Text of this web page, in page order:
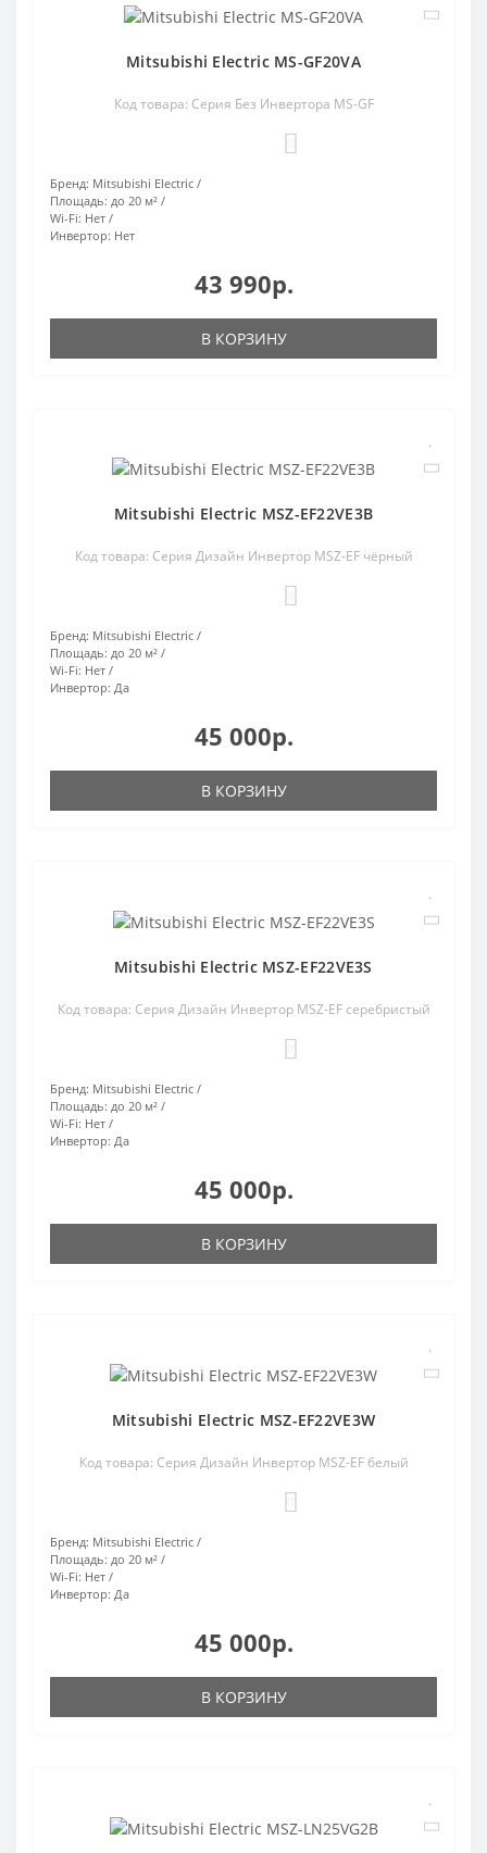
Mitsubishi Electric MS-GF20VA
Код товара: Серия Без Инвертора MS-GF
Бренд: Mitsubishi Electric
Площадь: до 20 м²
Wi-Fi: Нет
Инвертор: Нет
43 990р.
В КОРЗИНУ
Mitsubishi Electric MSZ-EF22VE3B
Код товара: Серия Дизайн Инвертор MSZ-EF чёрный
Бренд: Mitsubishi Electric
Площадь: до 20 м²
Wi-Fi: Нет
Инвертор: Да
45 000р.
В КОРЗИНУ
Mitsubishi Electric MSZ-EF22VE3S
Код товара: Серия Дизайн Инвертор MSZ-EF серебристый
Бренд: Mitsubishi Electric
Площадь: до 20 м²
Wi-Fi: Нет
Инвертор: Да
45 000р.
В КОРЗИНУ
Mitsubishi Electric MSZ-EF22VE3W
Код товара: Серия Дизайн Инвертор MSZ-EF белый
Бренд: Mitsubishi Electric
Площадь: до 20 м²
Wi-Fi: Нет
Инвертор: Да
45 000р.
В КОРЗИНУ